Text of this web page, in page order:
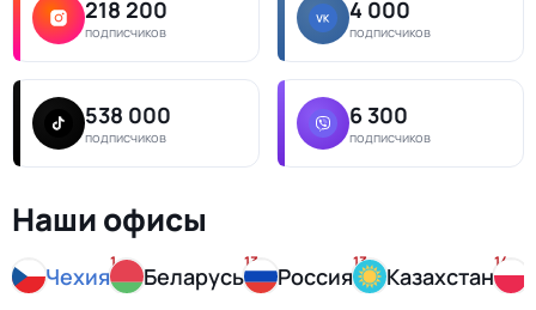
218 200
подписчиков
4 000
подписчиков
538 000
подписчиков
6 300
подписчиков
Наши офисы
Чехия
1
Беларусь
13
Россия
13
Казахстан
14